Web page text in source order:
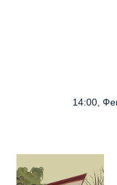
14:00,